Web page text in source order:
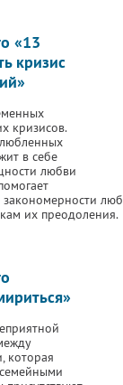
«13
кризис
кризисов.
в себе
любви
закономерности
их преодоления.
которая